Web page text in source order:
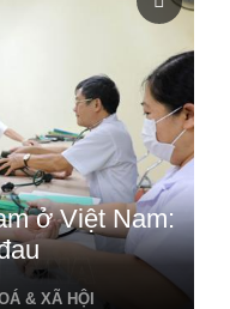
ở Việt Nam:
& XÃ HỘI